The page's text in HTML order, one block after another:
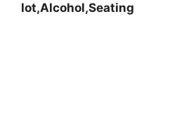
lot,Alcohol,Seating